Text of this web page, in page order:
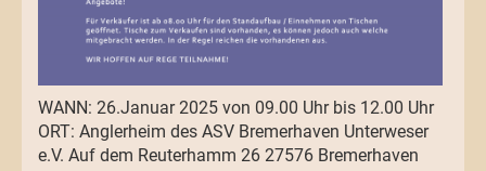
WANN: 26.Januar 2025 von 09.00 Uhr bis 12.00 Uhr
ORT: Anglerheim des ASV Bremerhaven Unterweser
e.V. Auf dem Reuterhamm 26 27576 Bremerhaven